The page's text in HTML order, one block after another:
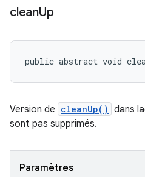
cleanUp
public abstract void
Version de cleanUp() dans
sont pas supprimés.
Paramètres